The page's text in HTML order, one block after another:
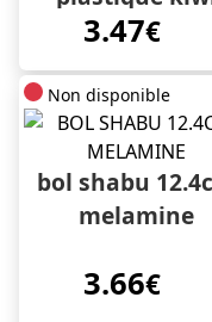
3.47€
Non disponible
bol shabu
melamine
3.66€